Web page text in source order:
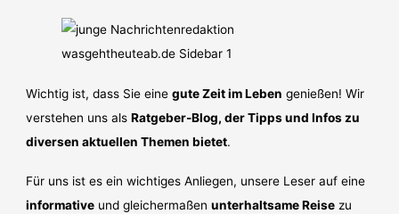
Wichtig ist, dass Sie einegute Zeit im Leben genießen! Wir
verstehen uns alsRatgeber-Blog, der Tipps und Infos zu
diversen aktuellen Themen bietet.
Für uns ist es ein wichtiges Anliegen, unsere Leser auf eine
informative und gleichermaßenunterhaltsame Reise zu